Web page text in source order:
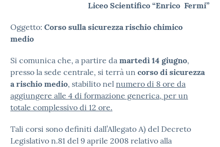
Liceo Scientifico “Enrico Fermi”
Oggetto: Corso sulla sicurezza rischio chimico
medio
Si comunica che, a partire da martedì 14 giugno,
presso la sede centrale, si terrà un corso di sicurezza
a rischio medio, stabilito nel numero di 8 ore da
aggiungere alle 4 di formazione generica, per un
totale complessivo di 12 ore.
Tali corsi sono definiti dall’Allegato A) del Decreto
Legislativo n.81 del 9 aprile 2008 relativo alla